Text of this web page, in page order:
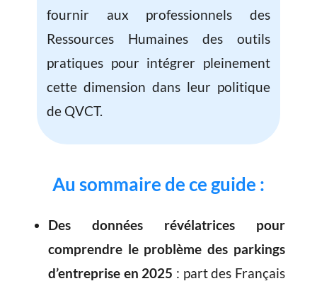
fournir aux professionnels des
Ressources Humaines des outils
pratiques pour intégrer pleinement
cette dimension dans leur politique
de QVCT.
Au sommaire de ce guide :
Des données révélatrices pour
comprendre le problème des parkings
d’entreprise en 2025 : part des Français